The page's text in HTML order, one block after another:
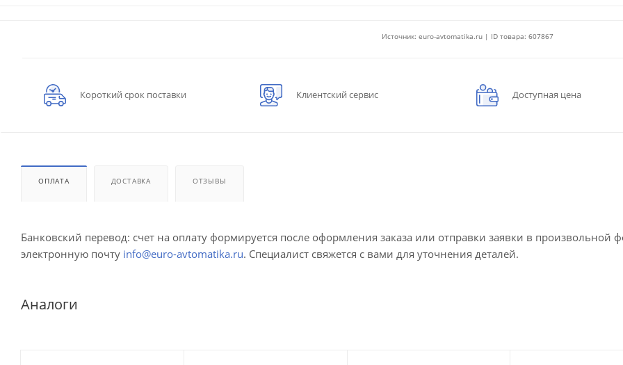
Источник: euro-avtomatika.ru | ID товара: 607867
Короткий срок поставки Клиентский сервис Доступная цена
ОПЛАТА ДОСТАВКА ОТЗЫВЫ
Банковский перевод: счет на оплату формируется после оформления заказа или отправки заявки в произвольной
электронную почту info@euro-avtomatika.ru. Специалист свяжется с вами для уточнения деталей.
Аналоги